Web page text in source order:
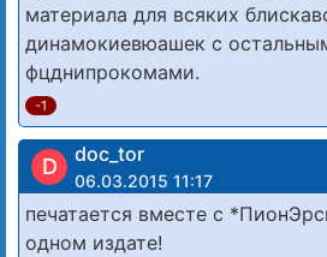
материала для всяких
динамокиевюашек с
фцднипрокомами.
-1
D doc_tor
06.03.2015 11:17
печатается вместе с
одном издате!